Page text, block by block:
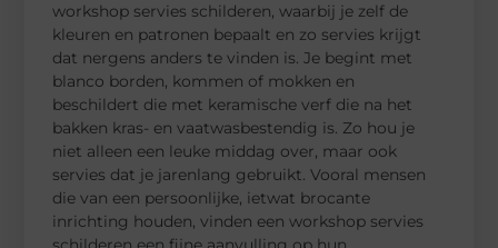
workshop servies schilderen, waarbij je zelf de
kleuren en patronen bepaalt en zo servies krijgt
dat nergens anders te vinden is. Je begint met
blanco borden, kommen of mokken en
beschildert die met keramische verf die na het
bakken kras- en vaatwasbestendig is. Zo hou je
niet alleen een leuke middag over, maar ook
servies dat je jarenlang gebruikt. Vooral mensen
die van een persoonlijke, ietwat brocante
inrichting houden, vinden een workshop servies